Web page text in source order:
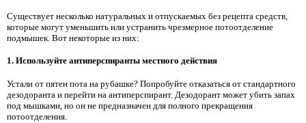
Существует несколько натуральных и отпускаемых без рецепта средств,
которые могут уменьшить или устранить чрезмерное потоотделение
подмышек. Вот некоторые из них:
1. Используйте антиперспиранты местного действия
Устали от пятен пота на рубашке? Попробуйте отказаться от стандартного
дезодоранта и перейти на антиперспирант. Дезодорант может убить запах
под мышками, но он не предназначен для полного прекращения
потоотделения.